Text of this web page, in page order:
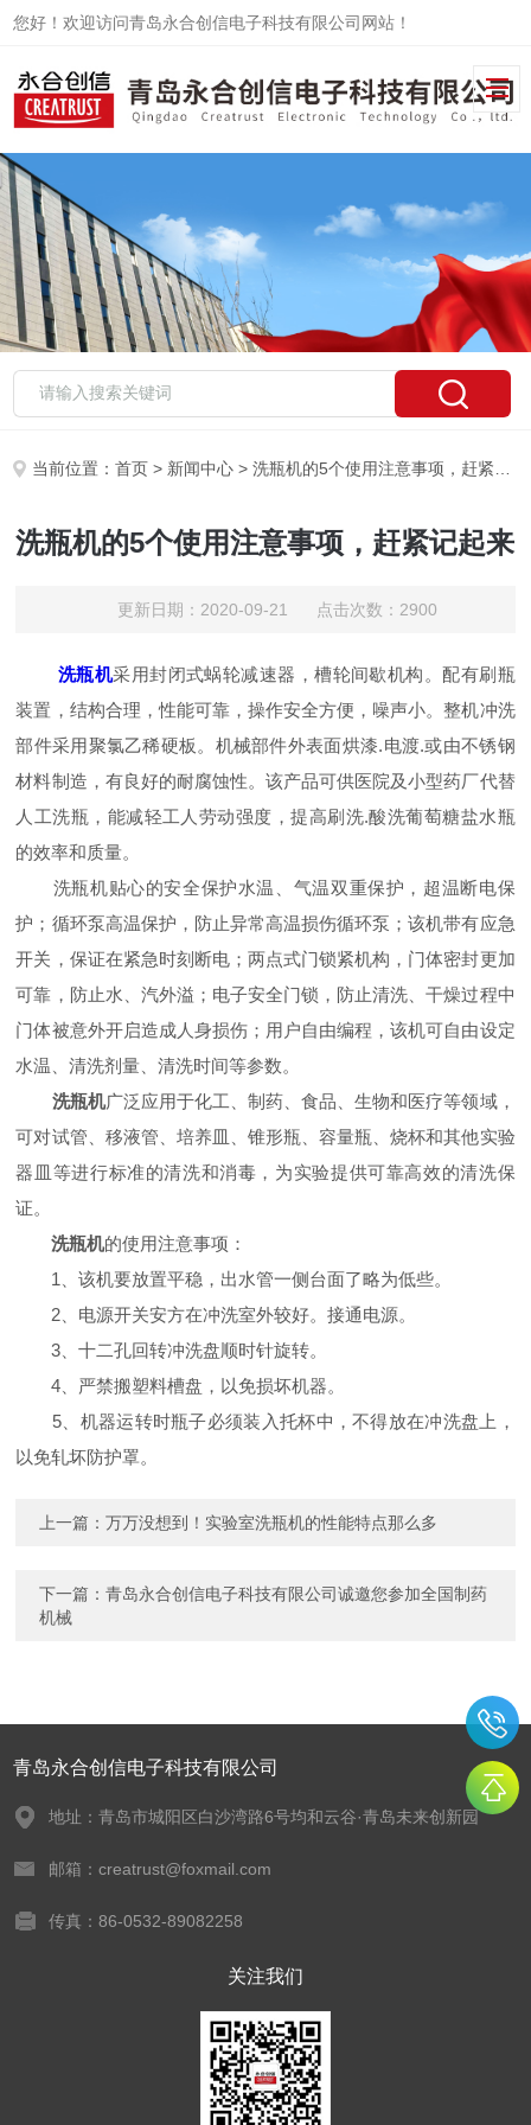
您好！欢迎访问青岛永合创信电子科技有限公司网站！
当前位置：首页 > 新闻中心 > 洗瓶机的5个使用注意事项，赶紧记起来
洗瓶机的5个使用注意事项，赶紧记起来
更新日期：2020-09-21 点击次数：2900
洗瓶机采用封闭式蜗轮减速器，槽轮间歇机构。配有刷瓶
装置，结构合理，性能可靠，操作安全方便，噪声小。整机冲洗
部件采用聚氯乙稀硬板。机械部件外表面烘漆.电渡.或由不锈钢
材料制造，有良好的耐腐蚀性。该产品可供医院及小型药厂代替
人工洗瓶，能减轻工人劳动强度，提高刷洗.酸洗葡萄糖盐水瓶
的效率和质量。
洗瓶机贴心的安全保护水温、气温双重保护，超温断电保
护；循环泵高温保护，防止异常高温损伤循环泵；该机带有应急
开关，保证在紧急时刻断电；两点式门锁紧机构，门体密封更加
可靠，防止水、汽外溢；电子安全门锁，防止清洗、干燥过程中
门体被意外开启造成人身损伤；用户自由编程，该机可自由设定
水温、清洗剂量、清洗时间等参数。
洗瓶机广泛应用于化工、制药、食品、生物和医疗等领域，
可对试管、移液管、培养皿、锥形瓶、容量瓶、烧杯和其他实验
器皿等进行标准的清洗和消毒，为实验提供可靠高效的清洗保
证。
洗瓶机的使用注意事项：
1、该机要放置平稳，出水管一侧台面了略为低些。
2、电源开关安方在冲洗室外较好。接通电源。
3、十二孔回转冲洗盘顺时针旋转。
4、严禁搬塑料槽盘，以免损坏机器。
5、机器运转时瓶子必须装入托杯中，不得放在冲洗盘上，
以免轧坏防护罩。
上一篇：万万没想到！实验室洗瓶机的性能特点那么多
下一篇：青岛永合创信电子科技有限公司诚邀您参加全国制药
机械
青岛永合创信电子科技有限公司
地址：青岛市城阳区白沙湾路6号均和云谷·青岛未来创新园
邮箱：creatrust@foxmail.com
传真：86-0532-89082258
关注我们